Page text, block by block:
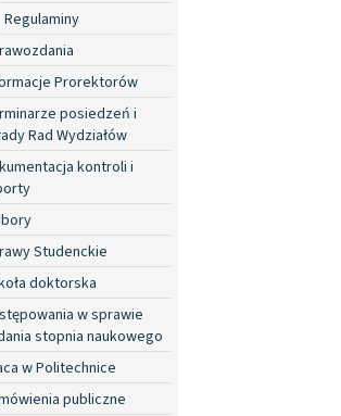
Regulaminy
Prorektorów
posiedzeń i
Rad Wydziałów
kontroli i
Studenckie
doktorska
w sprawie
stopnia naukowego
w Politechnice
publiczne